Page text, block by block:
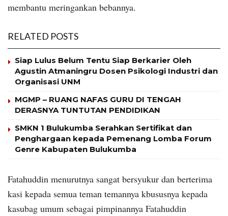
membantu meringankan bebannya.
RELATED POSTS
Siap Lulus Belum Tentu Siap Berkarier Oleh
Agustin Atmaningru Dosen Psikologi Industri dan
Organisasi UNM
MGMP – RUANG NAFAS GURU DI TENGAH
DERASNYA TUNTUTAN PENDIDIKAN
SMKN 1 Bulukumba Serahkan Sertifikat dan
Penghargaan kepada Pemenang Lomba Forum
Genre Kabupaten Bulukumba
Fatahuddin menurutnya sangat bersyukur dan berterima
kasi kepada semua teman temannya kbususnya kepada
kasubag umum sebagai pimpinannya Fatahuddin